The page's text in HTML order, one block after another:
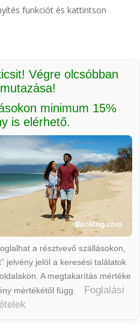
funkciót és kattintson
Végre olcsóbban
minimum 15%
is elérhető.
a résztvevő szállásokon,
jelvény jelöl a keresési találatok
A megtakarítás mértéke
mértékétől függ.
Foglalási